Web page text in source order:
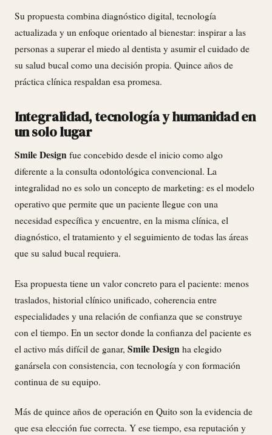
Su propuesta combina diagnóstico digital, tecnología
actualizada y un enfoque orientado al bienestar: inspirar a las
personas a superar el miedo al dentista y asumir el cuidado de
su salud bucal como una decisión propia. Quince años de
práctica clínica respaldan esa promesa.
Integralidad, tecnología y humanidad en
un solo lugar
Smile Design fue concebido desde el inicio como algo
diferente a la consulta odontológica convencional. La
integralidad no es solo un concepto de marketing: es el modelo
operativo que permite que un paciente llegue con una
necesidad específica y encuentre, en la misma clínica, el
diagnóstico, el tratamiento y el seguimiento de todas las áreas
que su salud bucal requiera.
Esa propuesta tiene un valor concreto para el paciente: menos
traslados, historial clínico unificado, coherencia entre
especialidades y una relación de confianza que se construye
con el tiempo. En un sector donde la confianza del paciente es
el activo más difícil de ganar, Smile Design ha elegido
ganársela con consistencia, con tecnología y con formación
continua de su equipo.
Más de quince años de operación en Quito son la evidencia de
que esa elección fue correcta. Y ese tiempo, esa reputación y